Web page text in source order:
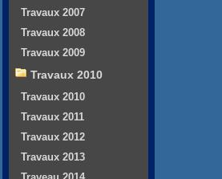
Travaux 2007
Travaux 2008
Travaux 2009
Travaux 2010
Travaux 2010
Travaux 2011
Travaux 2012
Travaux 2013